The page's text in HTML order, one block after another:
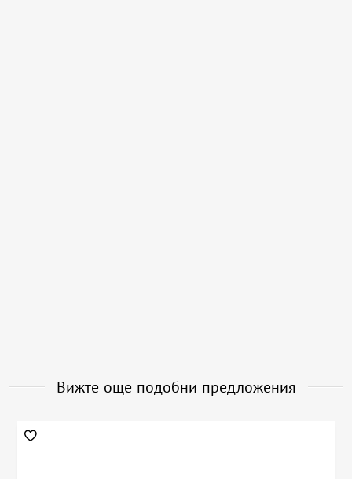
Вижте още подобни предложения